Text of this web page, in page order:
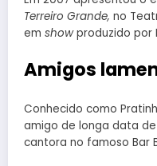
Terreiro Grande, no
em showproduzido por
Amigos
Conhecido como
amigo de longa data
cantora no famoso Bar